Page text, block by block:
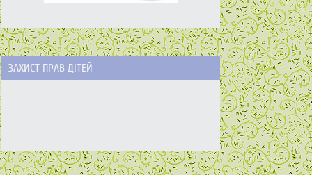
ЗАХИСТ ПРАВ ДІТЕЙ